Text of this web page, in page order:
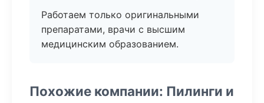
Работаем только оригинальными
препаратами, врачи с высшим
медицинским образованием.
Похожие компании: Пилинги и